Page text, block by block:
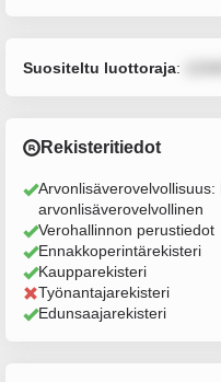
Suositeltu luottoraja:
Rekisteritiedot
Arvonlisäverovelvollisuus:
arvonlisäverovelvollinen
Verohallinnon perustiedot
Ennakkoperintärekisteri
Kaupparekisteri
Työnantajarekisteri
Edunsaajarekisteri